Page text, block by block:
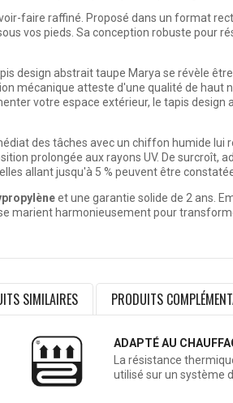
faire raffiné. Proposé dans un format
vos pieds. Sa conception robuste pour
design abstrait taupe Marya se révèle
mécanique atteste d'une qualité de haut
votre espace extérieur, le tapis
des tâches avec un chiffon humide lui
prolongée aux rayons UV. De surcroît,
allant jusqu'à 5 % peuvent être
et une garantie solide de 2 ans.
marient harmonieusement pour
SIMILAIRES PRODUITS
ADAPTÉ AU
La résistance
utilisé sur un système